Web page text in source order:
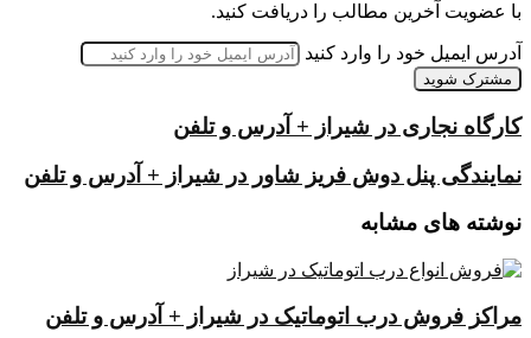
با عضویت آخرین مطالب را دریافت کنید.
آدرس ایمیل خود را وارد کنید
کارگاه نجاری در شیراز + آدرس و تلفن
نمایندگی پنل دوش فریز شاور در شیراز + آدرس و تلفن
نوشته های مشابه
مراکز فروش درب اتوماتیک در شیراز + آدرس و تلفن